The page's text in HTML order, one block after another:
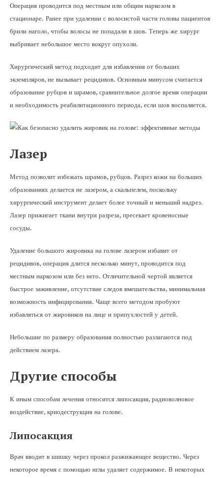
Операция проводится под местным или общим наркозом в
стационаре. Ранее при удалении с волосистой части головы пациентов
брили наголо, чтобы волосы не попадали в шов. Теперь же хирург
выбривает небольшое место вокруг опухоли.
Хирургический метод подходит для избавления от больших
экземпляров, не вызывает рецидивов. Основным минусом считается
образование рубцов и шрамов, сравнительное долгое время операции
и необходимость реабилитационного периода, если шов воспаляется.
Лазер
Метод позволит избежать шрамов, рубцов. Разрез кожи на больших
образованиях делается не лазером, а скальпелем, поскольку
хирургический инструмент делает более точный и меньший надрез.
Лазер прижигает ткани внутри разреза, пресекает кровеносные
сосуды.
Удаление большого жировика на голове лазером избавит от
рецидивов, операция длится несколько минут, проводится под
местным наркозом или без него. Отличительной чертой является
быстрое заживление, отсутствие следов вмешательства, минимальная
возможность инфицирования. Чаще всего методом пробуют
избавляться от жировиков на лице и припухлостей у детей.
Небольшие по размеру образования полностью разлагаются под
действием лазера.
Другие способы
К иным способам лечения относится липосакция, радиоволновое
воздействие, криодеструкция на голове.
Липосакция
Врач вводит в шишку через прокол разжижающее вещество. Через
некоторое время с помощью иглы удаляет содержимое. В некоторых